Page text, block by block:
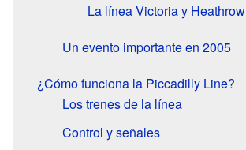
La línea Victoria y Heathrow
Un evento importante en 2005
¿Cómo funciona la Piccadilly Line?
Los trenes de la línea
Control y señales